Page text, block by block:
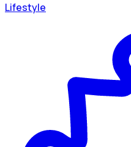
Lifestyle